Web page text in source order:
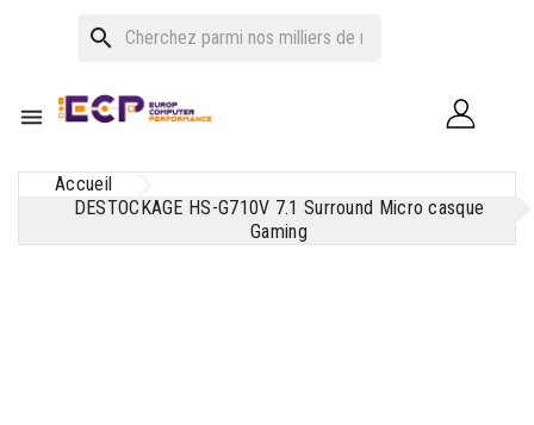
search

Accueil
DESTOCKAGE HS-G710V 7.1 Surround Micro casque
Gaming